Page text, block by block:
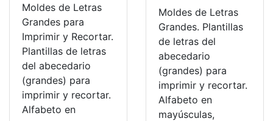
Moldes de Letras
Grandes para
Imprimir y Recortar.
Plantillas de letras
del abecedario
(grandes) para
imprimir y recortar.
Alfabeto en
Moldes de Letras
Grandes. Plantillas
de letras del
abecedario
(grandes) para
imprimir y recortar.
Alfabeto en
mayúsculas,